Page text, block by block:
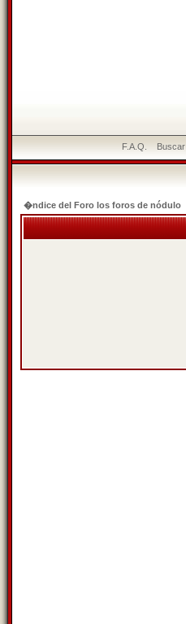
F.A.Q. Buscar
�ndice del Foro los foros de nódulo